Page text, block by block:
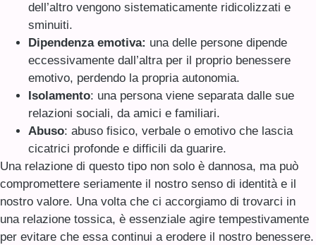
dell’altro vengono sistematicamente ridicolizzati e
sminuiti.
Dipendenza emotiva: una delle persone dipende
eccessivamente dall’altra per il proprio benessere
emotivo, perdendo la propria autonomia.
Isolamento: una persona viene separata dalle sue
relazioni sociali, da amici e familiari.
Abuso: abuso fisico, verbale o emotivo che lascia
cicatrici profonde e difficili da guarire.
Una relazione di questo tipo non solo è dannosa, ma può
compromettere seriamente il nostro senso di identità e il
nostro valore. Una volta che ci accorgiamo di trovarci in
una relazione tossica, è essenziale agire tempestivamente
per evitare che essa continui a erodere il nostro benessere.